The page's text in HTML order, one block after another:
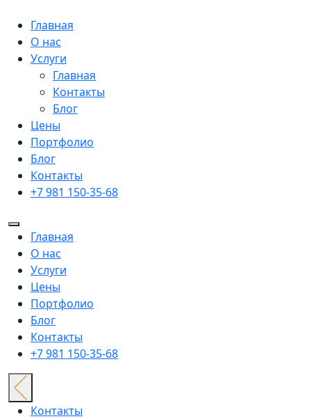
Главная
О нас
Услуги
Главная
Контакты
Блог
Цены
Портфолио
Блог
Контакты
+7 981 150-35-68
Главная
О нас
Услуги
Цены
Портфолио
Блог
Контакты
+7 981 150-35-68
Контакты